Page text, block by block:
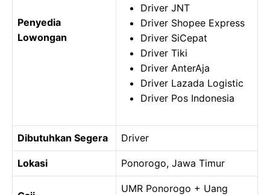
Penyedia
Lowongan
Driver JNT
Driver Shopee Express
Driver SiCepat
Driver Tiki
Driver AnterAja
Driver Lazada Logistic
Driver Pos Indonesia
Dibutuhkan Segera Driver
Lokasi Ponorogo, Jawa Timur
UMR Ponorogo + Uang